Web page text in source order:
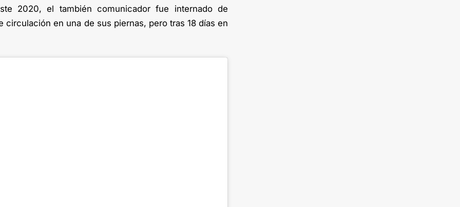
2020, el también comunicador fue internado de
circulación en una de sus piernas, pero tras 18 días en